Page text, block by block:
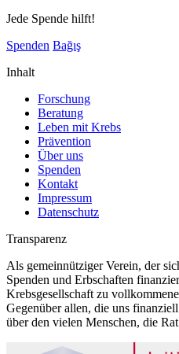
Jede Spende hilft!
Spenden Bağış
Inhalt
Forschung
Beratung
Leben mit Krebs
Prävention
Über uns
Spenden
Kontakt
Impressum
Datenschutz
Transparenz
Als gemeinnütziger Verein, der
Spenden und Erbschaften
Krebsgesellschaft zu
Gegenüber allen, die uns
über den vielen Menschen, die